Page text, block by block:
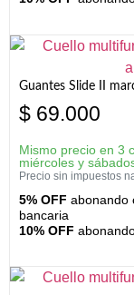
Guantes Slide II
$ 69.000
Mismo precio en 3
miércoles y
Precio sin impuestos
5% OFF abonando
bancaria
10% OFF